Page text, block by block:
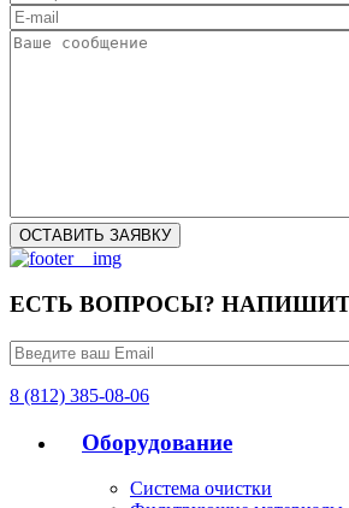
ЕСТЬ ВОПРОСЫ?
8 (812) 385-08-06
Оборудование
Система очистки